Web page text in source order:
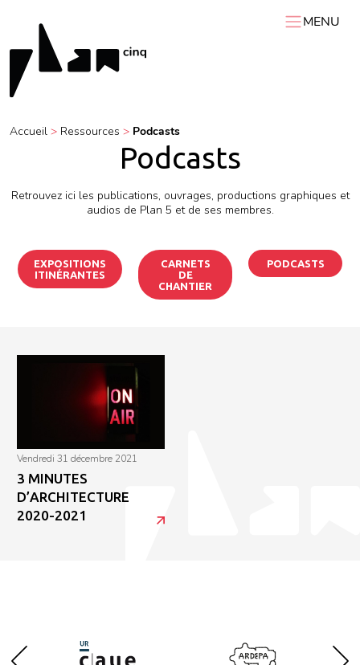
MENU
AGENDA
RESSOURCES
Expositions itinérantes
Carnets de chantier
Podcasts
VIDÉOS
Interviews
Visites
Accueil > Ressources > Podcasts
Podcasts
Retrouvez ici les publications, ouvrages, productions graphiques et
audios de Plan 5 et de ses membres.
EXPOSITIONS
ITINÉRANTES
CARNETS
DE
CHANTIER
PODCASTS
vendredi 31 décembre 2021
3 MINUTES
D’ARCHITECTURE
2020-2021